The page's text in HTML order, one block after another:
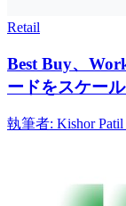
Retail
Best Buy、
ードをスケー
執筆者: Kishor